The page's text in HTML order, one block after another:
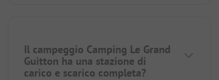
Il campeggio Camping Le Grand
Guitton ha una stazione di
carico e scarico completa?